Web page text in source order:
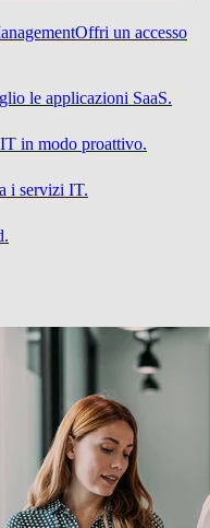
Offri un accesso
le applicazioni SaaS.
in modo proattivo.
i servizi IT.